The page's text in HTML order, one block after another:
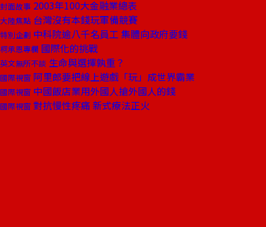
封面故事 2003年100大金融業總表
大陸焦點 台灣沒有本錢玩軍備競賽
特別企劃 中科院逾八千名員工 集體向政府要錢
柯承恩專欄 國際化的挑戰
英文無所不談 生命與選擇孰重？
國際視窗 阿里郎要把線上遊戲「玩」成世界霸業
國際視窗 中國飯店業用外國人搶外國人的錢
國際視窗 對抗慢性疼痛 新式療法正火